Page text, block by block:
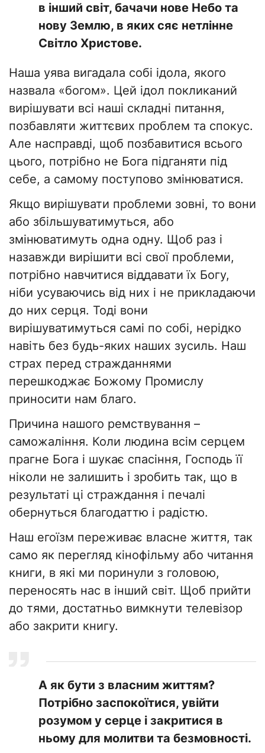
в інший світ, бачачи нове Небо та
нову Землю, в яких сяє нетлінне
Світло Христове.
Наша уява вигадала собі ідола, якого
назвала «богом». Цей ідол покликаний
вирішувати всі наші складні питання,
позбавляти життєвих проблем та спокус.
Але насправді, щоб позбавитися всього
цього, потрібно не Бога підганяти під
себе, а самому поступово змінюватися.
Якщо вирішувати проблеми зовні, то вони
або збільшуватимуться, або
змінюватимуть одна одну. Щоб раз і
назавжди вирішити всі свої проблеми,
потрібно навчитися віддавати їх Богу,
ніби усуваючись від них і не прикладаючи
до них серця. Тоді вони
вирішуватимуться самі по собі, нерідко
навіть без будь-яких наших зусиль. Наш
страх перед стражданнями
перешкоджає Божому Промислу
приносити нам благо.
Причина нашого ремствування –
саможаління. Коли людина всім серцем
прагне Бога і шукає спасіння, Господь її
ніколи не залишить і зробить так, що в
результаті ці страждання і печалі
обернуться благодаттю і радістю.
Наш егоїзм переживає власне життя, так
само як перегляд кінофільму або читання
книги, в які ми поринули з головою,
переносять нас в інший світ. Щоб прийти
до тями, достатньо вимкнути телевізор
або закрити книгу.
А як бути з власним життям?
Потрібно заспокоїтися, увійти
розумом у серце і закритися в
ньому для молитви та безмовності.